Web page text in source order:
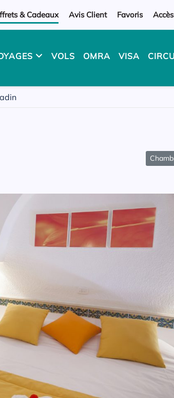
& Cadeaux Avis Client Favoris
VOLS OMRA VISA